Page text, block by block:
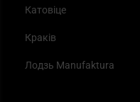
Катовіце
Краків
Лодзь Manufaktura